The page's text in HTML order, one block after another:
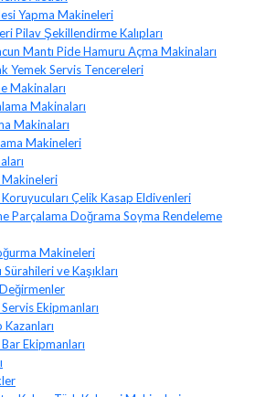
Yapma Makineleri
Pilav Şekillendirme Kalıpları
Mantı Pide Hamuru Açma Makinaları
Yemek Servis Tencereleri
Makinaları
Makinaları
Makinaları
Makineleri
Makineleri
Koruyucuları Çelik Kasap Eldivenleri
Parçalama Doğrama Soyma Rendeleme
Makineleri
Sürahileri ve Kaşıkları
Ekipmanları
Kazanları
Ekipmanları